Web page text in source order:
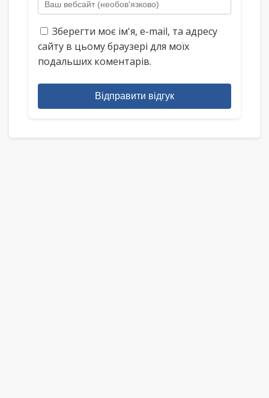
Зберегти моє ім'я, e-mail, та адресу
сайту в цьому браузері для моїх
подальших коментарів.
Відправити відгук